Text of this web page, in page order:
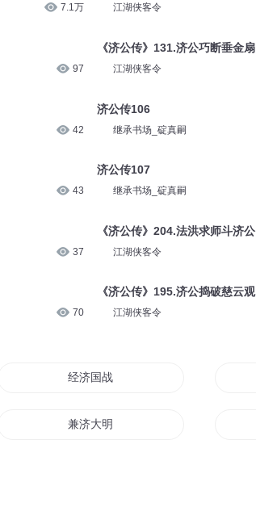
7.1万
97
42
43
37
70
江湖侠客令
《济公传》131.济公巧断垂金扇
江湖侠客令
济公传106
继承书场_碇真嗣
济公传107
继承书场_碇真嗣
《济公传》204.法洪求师斗济公
江湖侠客令
《济公传》195.济公捣破慈云观
江湖侠客令
经济国战
兼济大明